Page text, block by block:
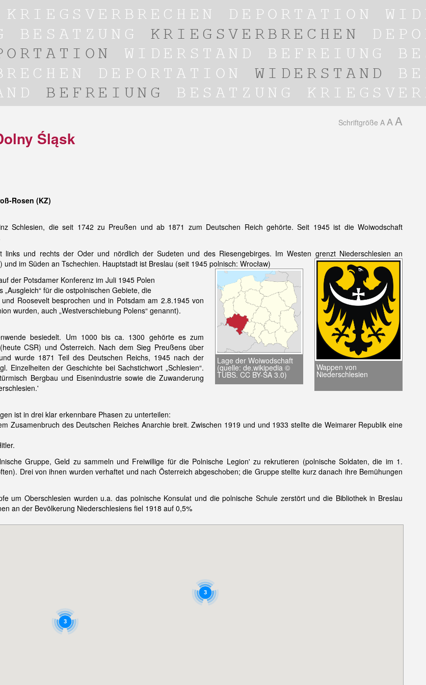
Schriftgröße A A A
Śląsk
Rosen (KZ)
Schlesien, die seit 1742 zu Preußen und ab 1871 zum Deutschen Reich gehörte. Seit 1945 ist die Woiwodschaft
links und rechts der Oder und nördlich der Sudeten und des Riesengebirges. Im Westen grenzt Niederschlesien an
im Süden an Tschechien. Hauptstadt ist Breslau (seit 1945 polnisch: Wrocław)
Wappen von
Niederschlesien
Lage der Woiwodschaft
(quelle: de.wikipedia ©
TUBS. CC BY-SA 3.0)
der Potsdamer Konferenz im Juli 1945 Polen
„Ausgleich“ für die ostpolnischen Gebiete, die
Roosevelt besprochen und in Potsdam am 2.8.1945 von
wurden, auch „Westverschiebung Polens“ genannt).
besiedelt. Um 1000 bis ca. 1300 gehörte es zum
CSR) und Österreich. Nach dem Sieg Preußens über
wurde 1871 Teil des Deutschen Reichs, 1945 nach der
Einzelheiten der Geschichte bei Sachstichwort „Schlesien“.
Bergbau und Eisenindustrie sowie die Zuwanderung
ist in drei klar erkennbare Phasen zu unterteilen:
Zusamenbruch des Deutschen Reiches Anarchie breit. Zwischen 1919 und und 1933 stellte die Weimarer Republik eine
Gruppe, Geld zu sammeln und Freiwillige für die Polnische Legion' zu rekrutieren (polnische Soldaten, die im 1.
Drei von ihnen wurden verhaftet und nach Österreich abgeschoben; die Gruppe stellte kurz danach ihre Bemühungen
um Oberschlesien wurden u.a. das polnische Konsulat und die polnische Schule zerstört und die Bibliothek in Breslau
an der Bevölkerung Niederschlesiens fiel 1918 auf 0,5%
3
3